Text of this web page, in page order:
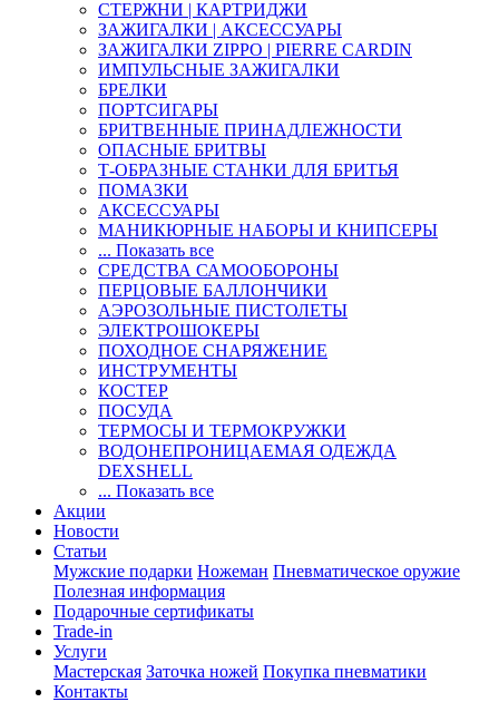
СТЕРЖНИ | КАРТРИДЖИ
ЗАЖИГАЛКИ | АКСЕССУАРЫ
ЗАЖИГАЛКИ ZIPPO | PIERRE CARDIN
ИМПУЛЬСНЫЕ ЗАЖИГАЛКИ
БРЕЛКИ
ПОРТСИГАРЫ
БРИТВЕННЫЕ ПРИНАДЛЕЖНОСТИ
ОПАСНЫЕ БРИТВЫ
Т-ОБРАЗНЫЕ СТАНКИ ДЛЯ БРИТЬЯ
ПОМАЗКИ
АКСЕССУАРЫ
МАНИКЮРНЫЕ НАБОРЫ И КНИПСЕРЫ
... Показать все
СРЕДСТВА САМООБОРОНЫ
ПЕРЦОВЫЕ БАЛЛОНЧИКИ
АЭРОЗОЛЬНЫЕ ПИСТОЛЕТЫ
ЭЛЕКТРОШОКЕРЫ
ПОХОДНОЕ СНАРЯЖЕНИЕ
ИНСТРУМЕНТЫ
КОСТЕР
ПОСУДА
ТЕРМОСЫ И ТЕРМОКРУЖКИ
ВОДОНЕПРОНИЦАЕМАЯ ОДЕЖДА
DEXSHELL
... Показать все
Акции
Новости
Статьи
Мужские подарки Ножеман Пневматическое оружие
Полезная информация
Подарочные сертификаты
Trade-in
Услуги
Мастерская Заточка ножей Покупка пневматики
Контакты